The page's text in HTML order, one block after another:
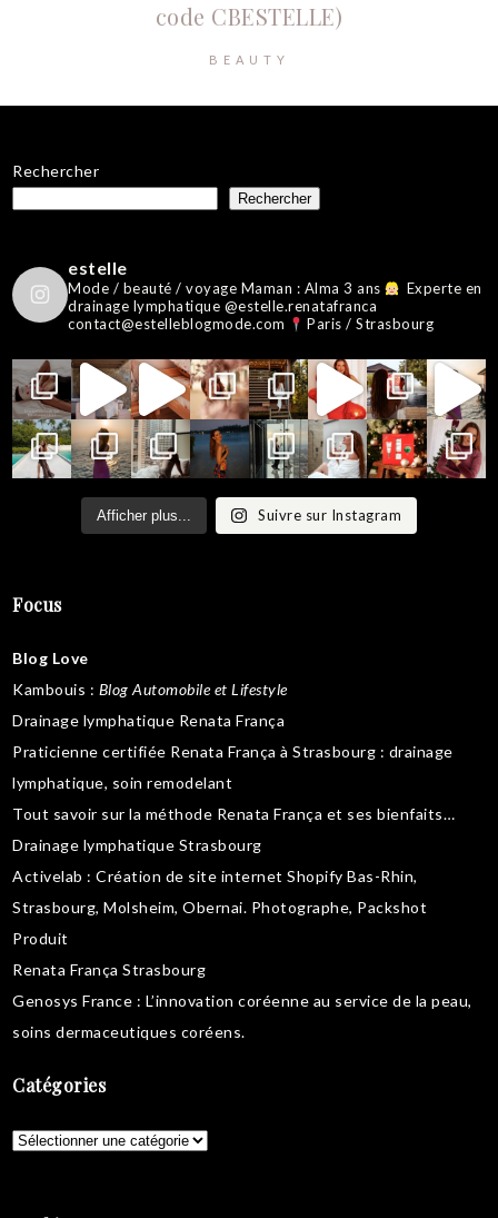
code CBESTELLE)
BEAUTY
Rechercher
Rechercher
estelle
Mode / beauté / voyage Maman : Alma 3 ans
Experte en
drainage lymphatique @estelle.renatafranca
contact@estelleblogmode.com
Paris / Strasbourg
Afficher plus... Suivre sur Instagram
Focus
Blog Love
Kambouis : Blog Automobile et Lifestyle
Drainage lymphatique Renata França
Praticienne certifiée Renata França à Strasbourg : drainage
lymphatique, soin remodelant
Tout savoir sur la méthode Renata França et ses bienfaits…
Drainage lymphatique Strasbourg
Activelab : Création de site internet Shopify Bas-Rhin,
Strasbourg, Molsheim, Obernai. Photographe, Packshot
Produit
Renata França Strasbourg
Genosys France : L’innovation coréenne au service de la peau,
soins dermaceutiques coréens.
Catégories
Catégories